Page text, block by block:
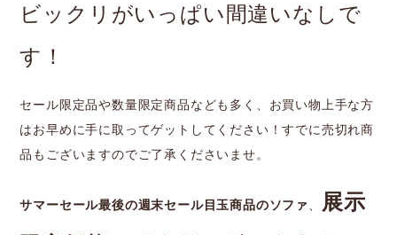
ビックリがいっぱい間違いなしで
す！
セール限定品や数量限定商品なども多く、お買い物上手な方
はお早めに手に取ってゲットしてください！すでに売切れ商
品もございますのでご了承くださいませ。
サマーセール最後の週末セール目玉商品のソファ
展示